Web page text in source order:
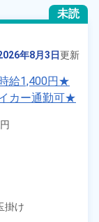
未読
年8月3日更新
給1,400円★
カー通勤可★
み＆年間休日
市》
掛け